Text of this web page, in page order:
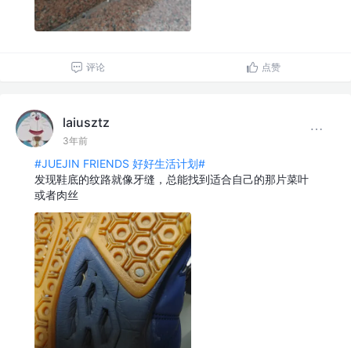
评论 点赞
laiusztz
3年前
#JUEJIN FRIENDS 好好生活计划#
发现鞋底的纹路就像牙缝，总能找到适合自己的那片菜叶
或者肉丝